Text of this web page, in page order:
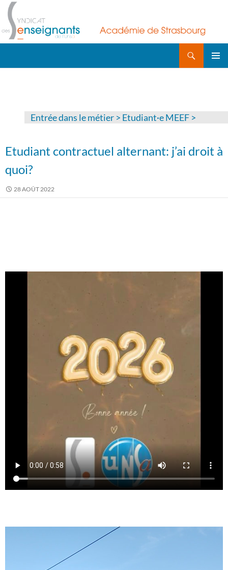
AU
Entrée dans le métier > Etudiant·e MEEF >
Etudiant contractuel alternant: j’ai droit à
quoi?
28 AOÛT 2022